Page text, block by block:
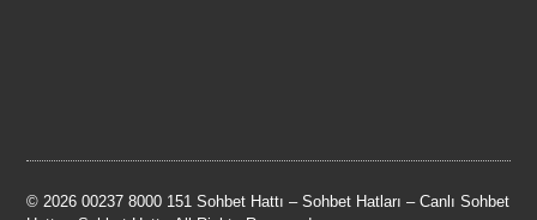
© 2026 00237 8000 151 Sohbet Hattı – Sohbet Hatları – Canlı Sohbet